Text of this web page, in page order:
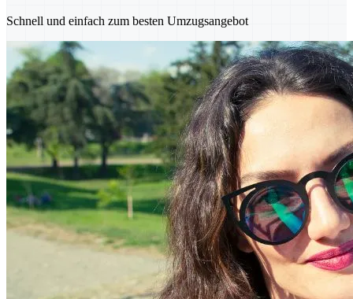
Schnell und einfach zum besten Umzugsangebot